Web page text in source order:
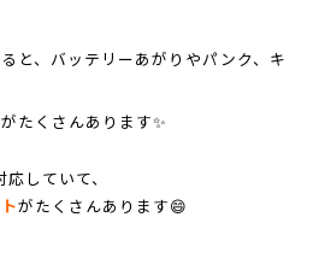
と、バッテリーあがりやパンク、キ
がたくさんあります✨
していて、
がたくさんあります😄